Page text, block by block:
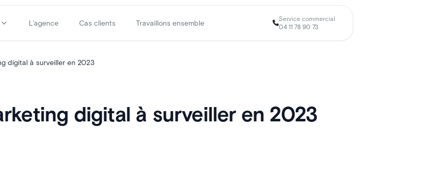
L'agence Cas clients Travaillons ensemble
Service commercial
04 11 78 90 73
digital à surveiller en 2023
digital à surveiller en 2023